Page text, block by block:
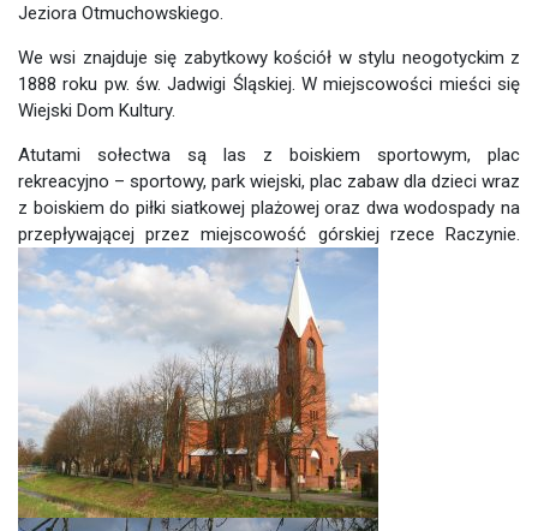
Jeziora Otmuchowskiego.
We wsi znajduje się zabytkowy kościół w stylu neogotyckim z
1888 roku pw. św. Jadwigi Śląskiej. W miejscowości mieści się
Wiejski Dom Kultury.
Atutami sołectwa są las z boiskiem sportowym, plac
rekreacyjno – sportowy, park wiejski, plac zabaw dla dzieci wraz
z boiskiem do piłki siatkowej plażowej oraz dwa wodospady na
przepływającej przez miejscowość górskiej rzece Raczynie.